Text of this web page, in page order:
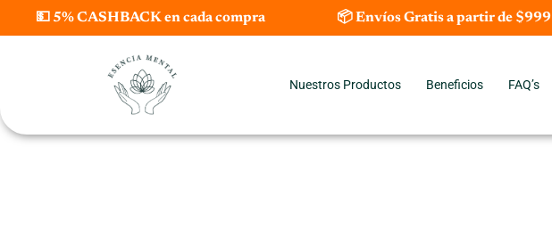
al
💵 5% CASHBACK en cada compra 📦 Envíos Gratis a partir de $999
Nuestros Productos Beneficios FAQ’s